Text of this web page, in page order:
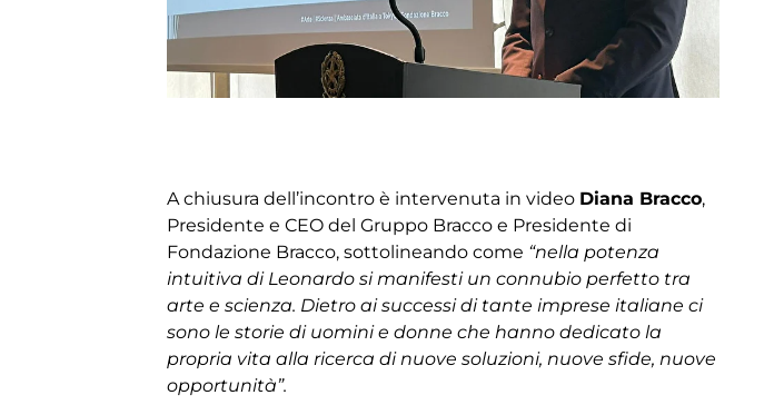
A chiusura dell’incontro è intervenuta in video Diana Bracco,
Presidente e CEO del Gruppo Bracco e Presidente di
Fondazione Bracco, sottolineando come “nella potenza
intuitiva di Leonardo si manifesti un connubio perfetto tra
arte e scienza. Dietro ai successi di tante imprese italiane ci
sono le storie di uomini e donne che hanno dedicato la
propria vita alla ricerca di nuove soluzioni, nuove sfide, nuove
opportunità”.